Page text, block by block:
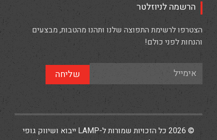
הרשמה לניוזלטר
הצטרפו לרשימת התפוצה שלנו ותהנו מהטבות, מבצעים
והנחות לפני כולם!
שליחה
© 2026 כל הזכויות שמורות ל-LAMP ייבוא ושיווק גופי